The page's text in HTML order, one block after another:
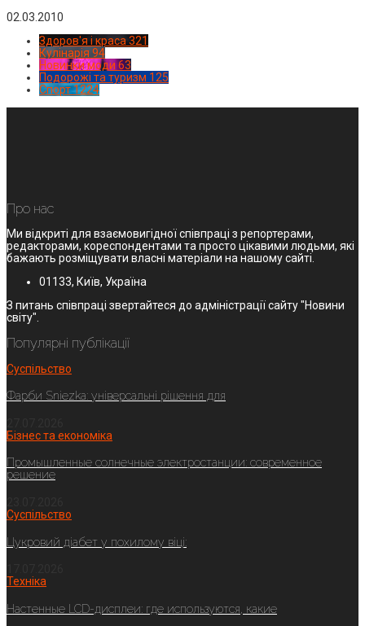
02.03.2010
Здоров'я і краса 321
Кулінарія 94
Новинки моди 63
Подорожі та туризм 125
Спорт1224
Про нас
Ми відкриті для взаємовигідної співпраці з репортерами,
редакторами, кореспондентами та просто цікавими людьми, які
бажають розміщувати власні матеріали на нашому сайті.
01133, Київ, Україна
З питань співпраці звертайтеся до адміністрації сайту "Новини
світу".
Популярні публікації
Суспільство
Фарби Sniezka: універсальні рішення для
Бізнес та економіка
Промышленные солнечные электростанции: современное
решение
Суспільство
Цукровий діабет у похилому віці:
Техніка
Настенные LCD-дисплеи: где используются, какие